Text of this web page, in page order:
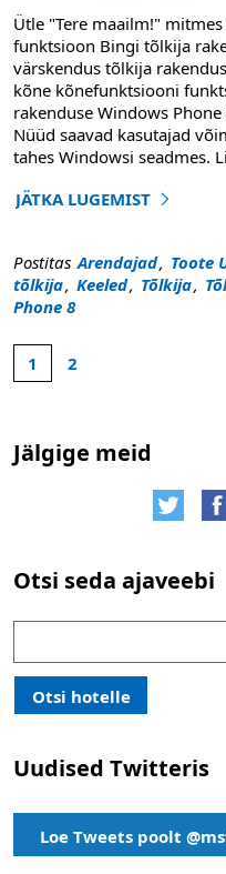
Ütle "Tere maailm!"
funktsioon Bingi tõlkija
värskendus tõlkija
kõne kõnefunktsiooni
rakenduse Windows
Nüüd saavad kasutajad
tahes Windowsi seadmes.
JÄTKA LUGEMIST
"Ütle" Tere maailm! "
Postitas Arendajad, Toote
tõlkija, Keeled, Tõlkija,
Phone 8
Valitud
2
1 2
Jälgige meid
Otsi seda ajaveebi
Otsi hotelle
Uudised Twitteris
Loe Tweets poolt